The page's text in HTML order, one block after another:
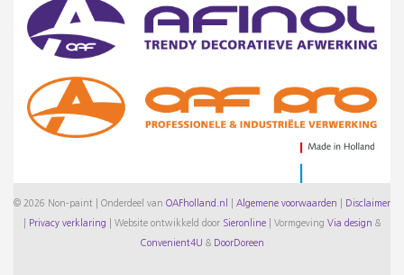
© 2026 Non-paint | Onderdeel van OAFholland.nl Algemene voorwaarden Disclaimer
Privacy verklaring Website ontwikkeld door Sieronline Vormgeving Via design &
Convenient4U & DoorDoreen